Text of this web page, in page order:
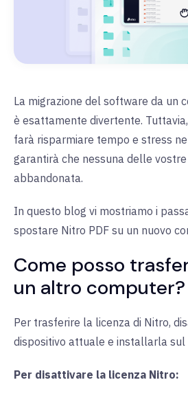
La migrazione del software da un
è esattamente divertente.
farà risparmiare tempo e stress
garantirà che nessuna delle
abbandonata.
In questo blog vi mostriamo i
spostare Nitro PDF su un nuovo
Come posso
un altro computer?
Per trasferire la licenza di Nitro,
dispositivo attuale e installarla sul
Per disattivare la licenza Nitro: